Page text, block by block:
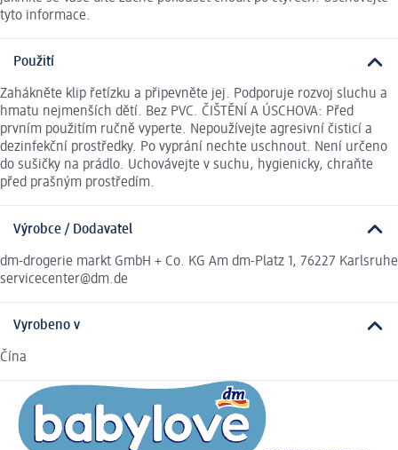
tyto informace.
Použití
Zahákněte klip řetízku a připevněte jej. Podporuje rozvoj sluchu a
hmatu nejmenších dětí. Bez PVC. ČIŠTĚNÍ A ÚSCHOVA: Před
prvním použitím ručně vyperte. Nepoužívejte agresivní čisticí a
dezinfekční prostředky. Po vyprání nechte uschnout. Není určeno
do sušičky na prádlo. Uchovávejte v suchu, hygienicky, chraňte
před prašným prostředím.
Výrobce / Dodavatel
dm-drogerie markt GmbH + Co. KG Am dm-Platz 1, 76227 Karlsruhe
servicecenter@dm.de
Vyrobeno v
Čína